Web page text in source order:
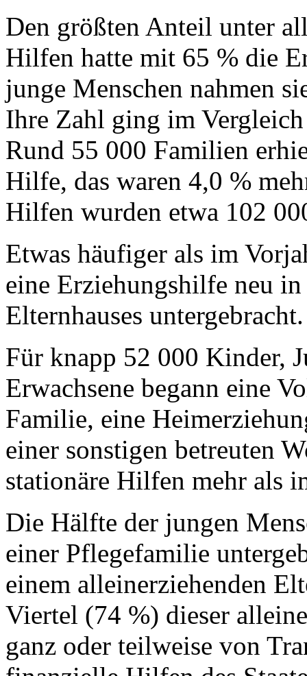
Den größten Anteil unter
Hilfen hatte mit 65 % die
junge Menschen nahmen
Ihre Zahl ging im
Rund 55 000 Familien
Hilfe, das waren 4,0 %
Hilfen wurden etwa 102
Etwas häufiger als im
eine Erziehungshilfe neu
Elternhauses untergebracht.
Für knapp 52 000 Kinder,
Erwachsene begann eine
Familie, eine
einer sonstigen betreuten
stationäre Hilfen mehr als
Die Hälfte der jungen
einer Pflegefamilie
einem alleinerziehenden
Viertel (74 %) dieser
ganz oder teilweise von